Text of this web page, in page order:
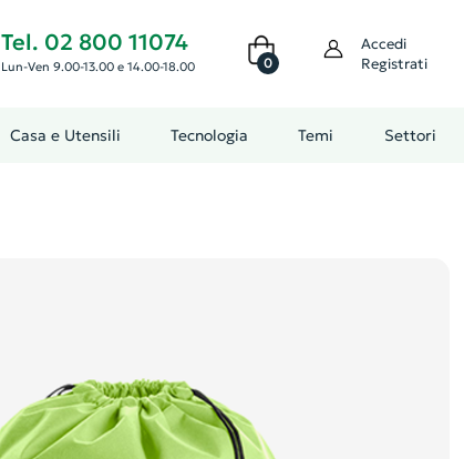
Tel. 02 800 11074
Lun-Ven 9.00-13.00 e 14.00-18.00 0
Accedi
Registrati
Casa e Utensili Tecnologia Temi Settori